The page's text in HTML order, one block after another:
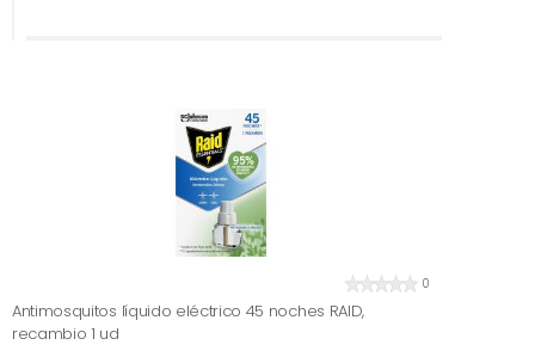
0
Antimosquitos líquido eléctrico 45 noches RAID,
recambio 1 ud